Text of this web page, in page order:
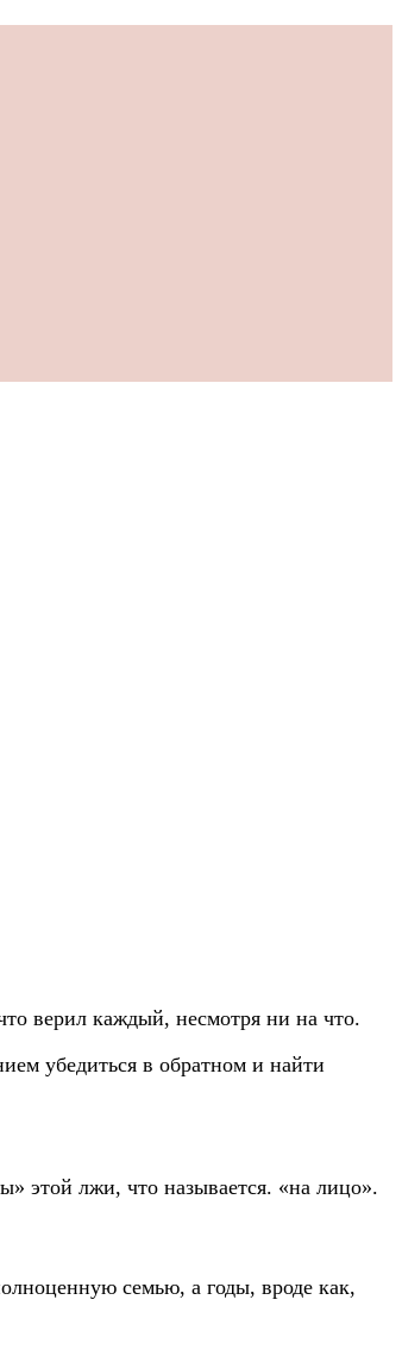
верил каждый, несмотря ни на что.
убедиться в обратном и найти
этой лжи, что называется. «на лицо».
семью, а годы, вроде как,